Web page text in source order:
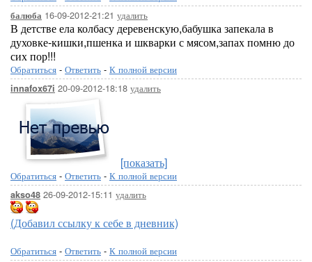
балюба 16-09-2012-21:21 удалить
В детстве ела колбасу деревенскую,бабушка запекала в
духовке-кишки,пшенка и шкварки с мясом,запах помню до
сих пор!!!
Обратиться - Ответить - К полной версии
innafox67i 20-09-2012-18:18 удалить
[показать]
Обратиться - Ответить - К полной версии
akso48 26-09-2012-15:11 удалить
(Добавил ссылку к себе в дневник)
Обратиться - Ответить - К полной версии